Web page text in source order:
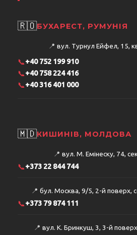
🇷🇴БУХАРЕСТ, РУМУНІЯ
📍 вул. Турнул Ейфел, 15,
📞+40 752 199 910
📞+40 758 224 416
📞+40 316 401 000
🇲🇩КИШИНІВ, МОЛДОВА
📍 вул. М. Емінеску, 74,
📞+373 22 844 744
📍 бул. Москва, 9/5, 2-й поверх,
📞+373 79 874 111
📍 вул. К. Бринкуш, 3, 3-й